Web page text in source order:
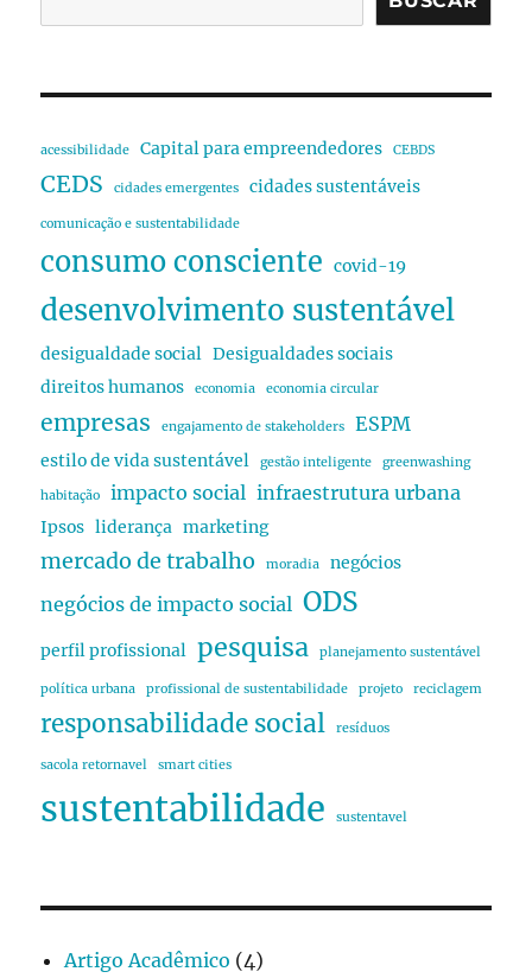
acessibilidade Capital para empreendedores CEBDS
CEDS cidades emergentes cidades sustentáveis
comunicação e sustentabilidade
consumo consciente covid-19
desenvolvimento sustentável
desigualdade social Desigualdades sociais
direitos humanos
economia economia circular
empresas engajamento de stakeholders ESPM
estilo de vida sustentável gestão inteligente greenwashing
habitação impacto social infraestrutura urbana
Ipsos liderança marketing
mercado de trabalho moradia negócios
negócios de impacto social ODS
perfil profissional pesquisa planejamento sustentável
política urbana profissional de sustentabilidade projeto reciclagem
responsabilidade social resíduos
sacola retornavel smart cities
sustentabilidade sustentavel
Artigo Acadêmico (4)